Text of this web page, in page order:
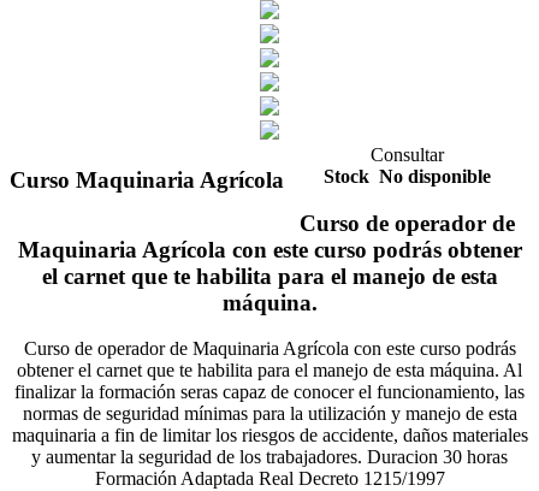
Curso Maquinaria Agrícola
Consultar
Stock No disponible
Curso de operador de
Maquinaria Agrícola con este curso podrás obtener
el carnet que te habilita para el manejo de esta
máquina.
Curso de operador de Maquinaria Agrícola con este curso podrás
obtener el carnet que te habilita para el manejo de esta máquina. Al
finalizar la formación seras capaz de conocer el funcionamiento, las
normas de seguridad mínimas para la utilización y manejo de esta
maquinaria a fin de limitar los riesgos de accidente, daños materiales
y aumentar la seguridad de los trabajadores. Duracion 30 horas
Formación Adaptada Real Decreto 1215/1997